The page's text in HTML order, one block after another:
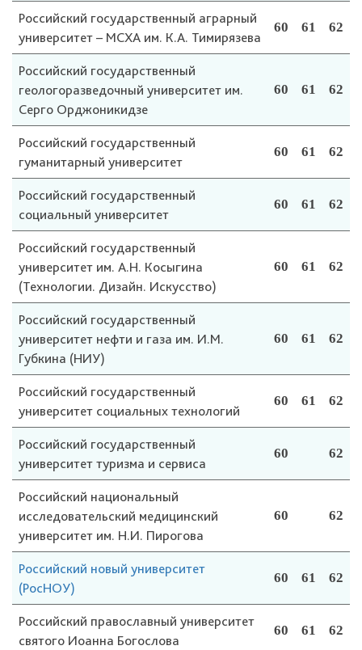
Российский государственный аграрный
университет – МСХА им. К.А. Тимирязева
60 61 62
Российский государственный
геологоразведочный университет им.
Серго Орджоникидзе
60 61 62
Российский государственный
гуманитарный университет
60 61 62
Российский государственный
социальный университет
60 61 62
Российский государственный
университет им. А.Н. Косыгина
(Технологии. Дизайн. Искусство)
60 61 62
Российский государственный
университет нефти и газа им. И.М.
Губкина (НИУ)
60 61 62
Российский государственный
университет социальных технологий
60 61 62
Российский государственный
университет туризма и сервиса
60 62
Российский национальный
исследовательский медицинский
университет им. Н.И. Пирогова
60 62
Российский новый университет
(РосНОУ)
60 61 62
Российский православный университет
святого Иоанна Богослова
60 61 62